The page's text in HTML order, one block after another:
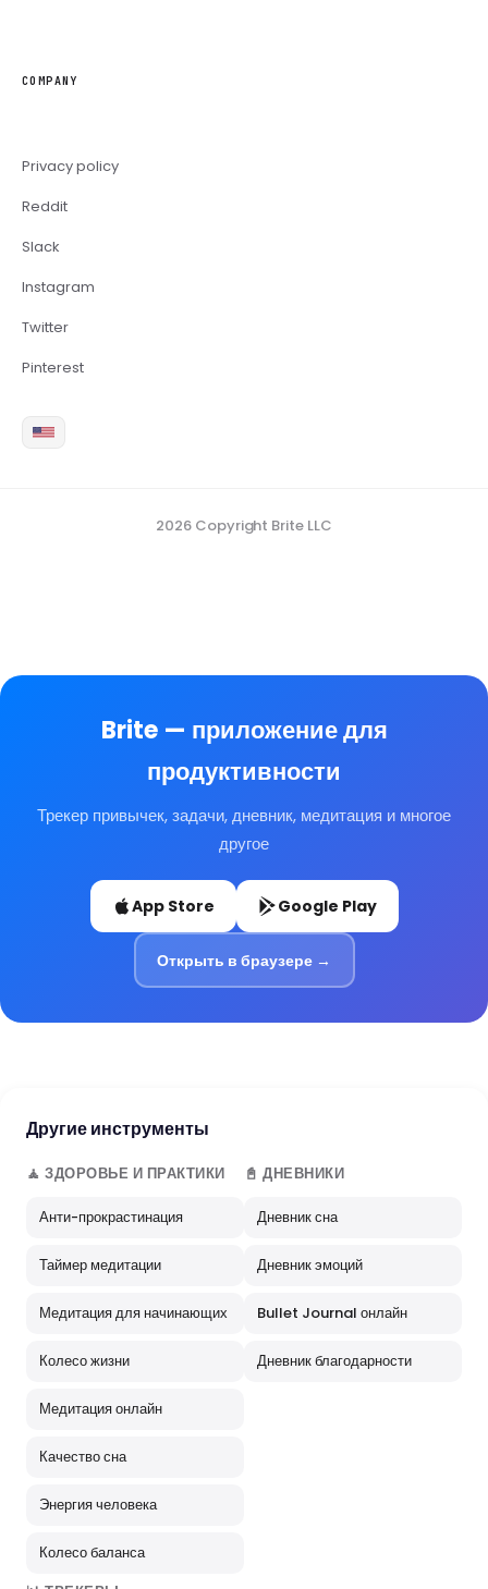
COMPANY
Privacy policy
Reddit
Slack
Instagram
Twitter
Pinterest
2026 Copyright Brite LLC
Brite — приложение для
продуктивности
Трекер привычек, задачи, дневник, медитация и многое
другое
App Store Google Play
Открыть в браузере →
Другие инструменты
🧘 ЗДОРОВЬЕ И ПРАКТИКИ
Анти-прокрастинация
Таймер медитации
Медитация для начинающих
Колесо жизни
Медитация онлайн
Качество сна
Энергия человека
Колесо баланса
📓 ДНЕВНИКИ
Дневник сна
Дневник эмоций
Bullet Journal онлайн
Дневник благодарности